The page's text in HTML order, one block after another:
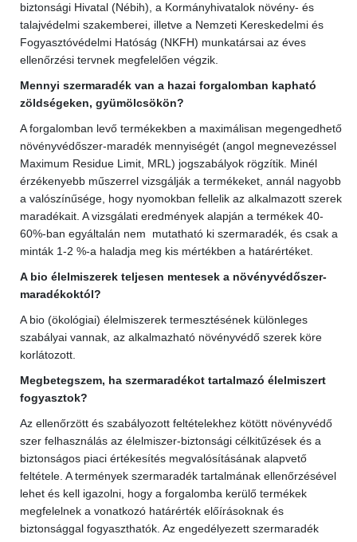
biztonsági Hivatal (Nébih), a Kormányhivatalok növény- és
talajvédelmi szakemberei, illetve a Nemzeti Kereskedelmi és
Fogyasztóvédelmi Hatóság (NKFH) munkatársai az éves
ellenőrzési tervnek megfelelően végzik.
Mennyi szermaradék van a hazai forgalomban kapható
zöldségeken, gyümölcsökön?
A forgalomban levő termékekben a maximálisan megengedhető
növényvédőszer-maradék mennyiségét (angol megnevezéssel
Maximum Residue Limit, MRL) jogszabályok rögzítik. Minél
érzékenyebb műszerrel vizsgálják a termékeket, annál nagyobb
a valószínűsége, hogy nyomokban fellelik az alkalmazott szerek
maradékait. A vizsgálati eredmények alapján a termékek 40-
60%-ban egyáltalán nem mutatható ki szermaradék, és csak a
minták 1-2 %-a haladja meg kis mértékben a határértéket.
A bio élelmiszerek teljesen mentesek a növényvédőszer-
maradékoktól?
A bio (ökológiai) élelmiszerek termesztésének különleges
szabályai vannak, az alkalmazható növényvédő szerek köre
korlátozott.
Megbetegszem, ha szermaradékot tartalmazó élelmiszert
fogyasztok?
Az ellenőrzött és szabályozott feltételekhez kötött növényvédő
szer felhasználás az élelmiszer-biztonsági célkitűzések és a
biztonságos piaci értékesítés megvalósításának alapvető
feltétele. A termények szermaradék tartalmának ellenőrzésével
lehet és kell igazolni, hogy a forgalomba kerülő termékek
megfelelnek a vonatkozó határérték előírásoknak és
biztonsággal fogyaszthatók. Az engedélyezett szermaradék